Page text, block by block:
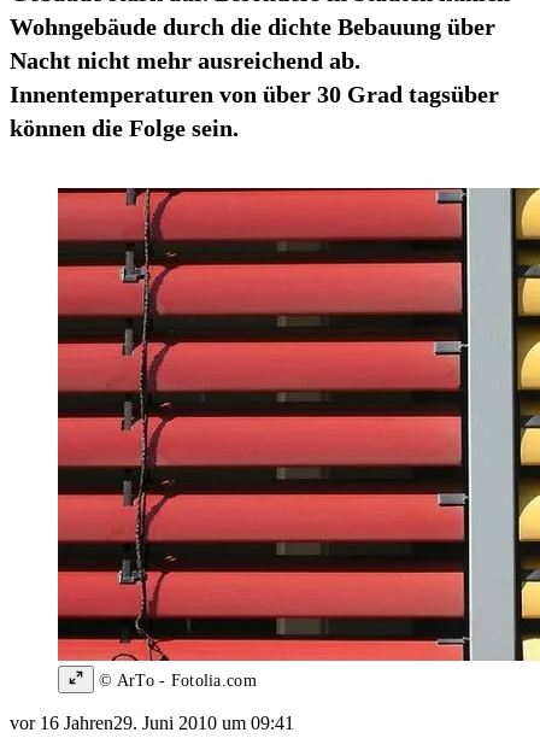
Wohngebäude durch die dichte Bebauung über
Nacht nicht mehr ausreichend ab.
Innentemperaturen von über 30 Grad tagsüber
können die Folge sein.
© ArTo - Fotolia.com
vor 16 Jahren29. Juni 2010 um 09:41